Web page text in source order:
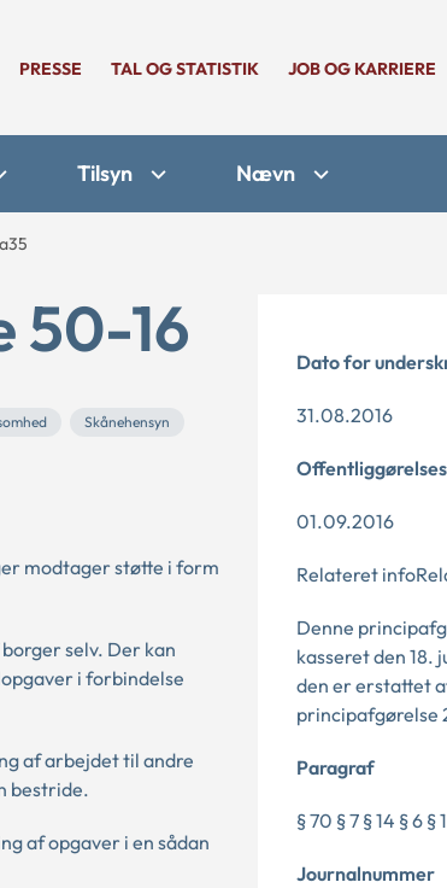
PRESSE TAL OG STATISTIK JOB OG KARRIERE
Tilsyn Nævn
50-16
Skånehensyn
modtager støtte i form
selv. Der kan
i forbindelse
af arbejdet til andre
bestride.
af opgaver i en sådan
Dato for
31.08.2016
01.09.2016
Relateret
Denne
kasseret den 18.
den er erstattet
principafgørelse
Paragraf
§ 70 § 7 § 14 § 6 § 1
Journalnummer